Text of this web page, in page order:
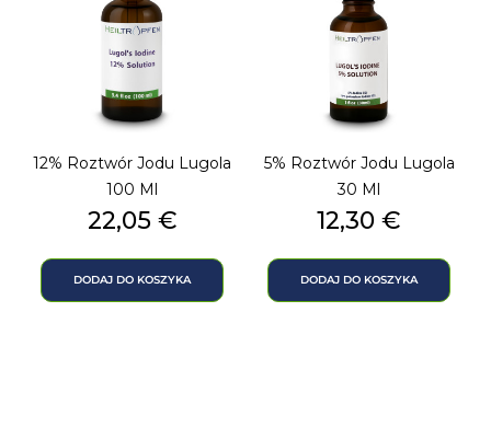
12% Roztwór Jodu Lugola
100 Ml
Cena
22,05 €
DODAJ DO KOSZYKA
5% Roztwór Jodu Lugola
30 Ml
Cena
12,30 €
DODAJ DO KOSZYKA